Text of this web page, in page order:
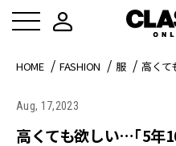
HOME FASHION 服 高く
Aug, 17,2023
高くても欲しい…「5年